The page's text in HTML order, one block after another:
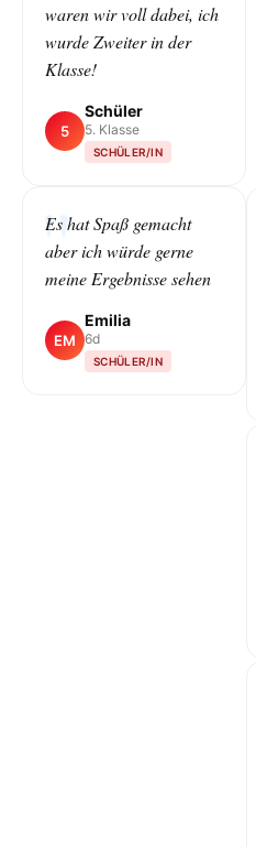
waren wir voll dabei, ich
wurde Zweiter in der
Klasse!
5
Schüler
5. Klasse
SCHÜLER/IN
Es hat Spaß gemacht
aber ich würde gerne
meine Ergebnisse sehen
EM
Emilia
6d
SCHÜLER/IN